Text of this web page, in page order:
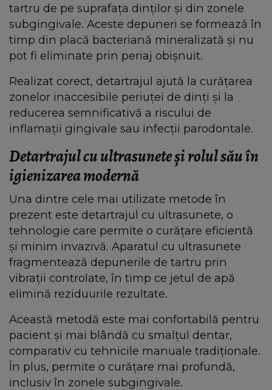
tartru de pe suprafața dinților și din zonele
subgingivale. Aceste depuneri se formează în
timp din placă bacteriană mineralizată și nu
pot fi eliminate prin periaj obișnuit.
Realizat corect, detartrajul ajută la curățarea
zonelor inaccesibile periuței de dinți și la
reducerea semnificativă a riscului de
inflamații gingivale sau infecții parodontale.
Detartrajul cu ultrasunete și rolul său în
igienizarea modernă
Una dintre cele mai utilizate metode în
prezent este detartrajul cu ultrasunete, o
tehnologie care permite o curățare eficientă
și minim invazivă. Aparatul cu ultrasunete
fragmentează depunerile de tartru prin
vibrații controlate, în timp ce jetul de apă
elimină reziduurile rezultate.
Această metodă este mai confortabilă pentru
pacient și mai blândă cu smalțul dentar,
comparativ cu tehnicile manuale tradiționale.
În plus, permite o curățare mai profundă,
inclusiv în zonele subgingivale.